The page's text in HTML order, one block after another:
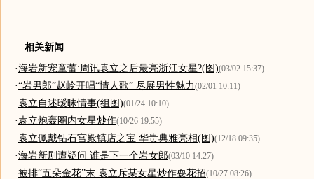
相关新闻
·海岩新宠童蕾:周讯袁立之后最亮浙江女星?(图)(03/02 15:37)
·“岩男郎”赵岭开唱“情人歌” 尽展男性魅力(02/01 10:11)
·袁立自述暧昧情事(组图)(01/24 10:10)
·袁立炮轰圈内女星炒作(10/26 19:55)
·袁立佩戴钻石宫殿镇店之宝 华贵典雅亮相(图)(12/18 09:35)
·海岩新剧遭疑问 谁是下一个岩女郎(03/10 14:27)
·被排“五朵金花”末 袁立斥某女星炒作耍花招(10/27 08:26)